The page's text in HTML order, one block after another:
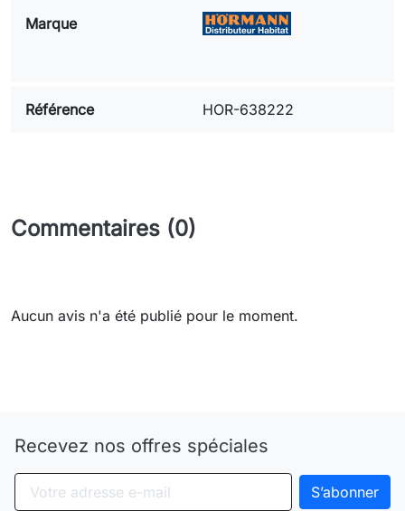
Marque
Référence HOR-638222
Commentaires (0)
Aucun avis n'a été publié pour le moment.
Recevez nos offres spéciales